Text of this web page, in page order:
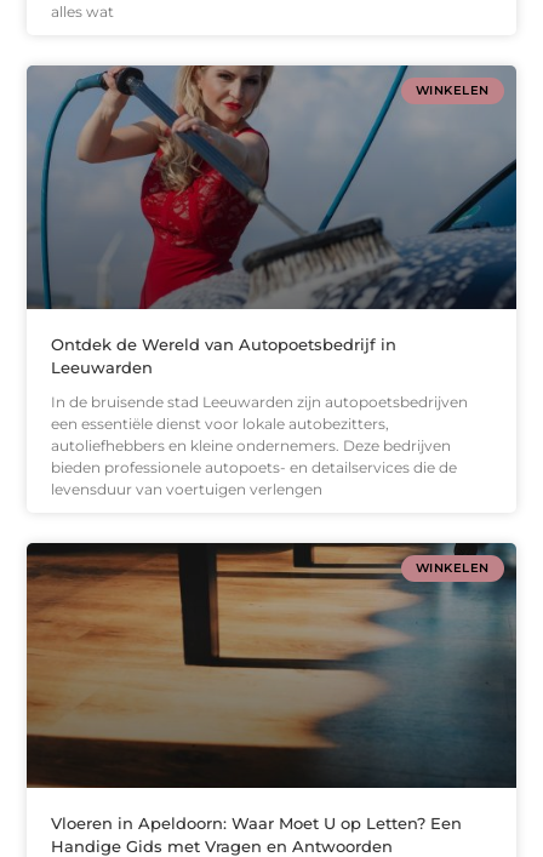
alles wat
WINKELEN
Ontdek de Wereld van Autopoetsbedrijf in
Leeuwarden
In de bruisende stad Leeuwarden zijn autopoetsbedrijven
een essentiële dienst voor lokale autobezitters,
autoliefhebbers en kleine ondernemers. Deze bedrijven
bieden professionele autopoets- en detailservices die de
levensduur van voertuigen verlengen
WINKELEN
Vloeren in Apeldoorn: Waar Moet U op Letten? Een
Handige Gids met Vragen en Antwoorden